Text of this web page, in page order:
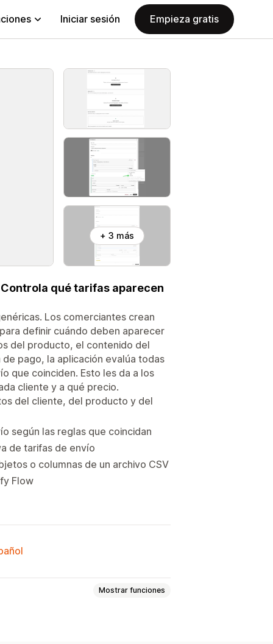
Iniciar sesión Empieza gratis
+ 3 más
qué tarifas aparecen
Los comerciantes crean
definir cuándo deben aparecer
del producto, el contenido del
pago, la aplicación evalúa todas
que coinciden. Esto les da a los
cliente y a qué precio.
del cliente, del producto y del
según las reglas que coincidan
de tarifas de envío
o columnas de un archivo CSV
Flow
Mostrar funciones